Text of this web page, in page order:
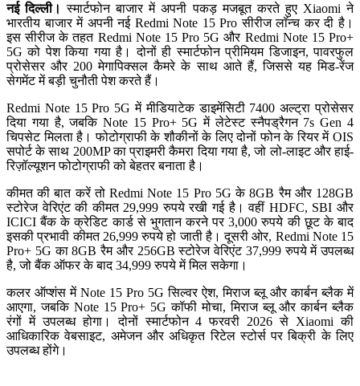
नई दिल्ली। स्मार्टफोन बाजार में अपनी पकड़ मजबूत करते हुए Xiaomi ने
भारतीय बाजार में अपनी नई Redmi Note 15 Pro सीरीज लॉन्च कर दी है।
इस सीरीज के तहत Redmi Note 15 Pro 5G और Redmi Note 15 Pro+
5G को पेश किया गया है। दोनों ही स्मार्टफोन प्रीमियम डिजाइन, पावरफुल
प्रोसेसर और 200 मेगापिक्सल कैमरे के साथ आते हैं, जिससे यह मिड-रेंज
सेगमेंट में बड़ी चुनौती पेश करते हैं।
Redmi Note 15 Pro 5G में मीडियाटेक डाइमेंसिटी 7400 अल्ट्रा प्रोसेसर
दिया गया है, जबकि Note 15 Pro+ 5G में लेटेस्ट स्नैपड्रैगन 7s Gen 4
चिपसेट मिलता है। फोटोग्राफी के शौकीनों के लिए दोनों फोन के रियर में OIS
सपोर्ट के साथ 200MP का प्राइमरी कैमरा दिया गया है, जो लो-लाइट और हाई-
रिज़ॉल्यूशन फोटोग्राफी को बेहतर बनाता है।
कीमत की बात करें तो Redmi Note 15 Pro 5G के 8GB रैम और 128GB
स्टोरेज वेरिएंट की कीमत 29,999 रुपये रखी गई है। वहीं HDFC, SBI और
ICICI बैंक के क्रेडिट कार्ड से भुगतान करने पर 3,000 रुपये की छूट के बाद
इसकी प्रभावी कीमत 26,999 रुपये हो जाती है। दूसरी ओर, Redmi Note 15
Pro+ 5G का 8GB रैम और 256GB स्टोरेज वेरिएंट 37,999 रुपये में उपलब्ध
है, जो बैंक ऑफर के बाद 34,999 रुपये में मिल सकेगा।
कलर ऑप्शंस में Note 15 Pro 5G सिल्वर ऐश, मिराज ब्लू और कार्बन ब्लैक में
आएगा, जबकि Note 15 Pro+ 5G कॉफी मोचा, मिराज ब्लू और कार्बन ब्लैक
रंगों में उपलब्ध होगा। दोनों स्मार्टफोन 4 फरवरी 2026 से Xiaomi की
आधिकारिक वेबसाइट, अमेजन और अधिकृत रिटेल स्टोर्स पर बिक्री के लिए
उपलब्ध होंगे।